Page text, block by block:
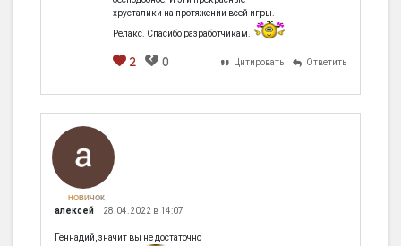
хрусталики на протяжении всей игры.
Релакс. Спасибо разработчикам.
2 0 Цитировать Ответить
НОВИЧОК
алексей 28.04.2022 в 14:07
Геннадий, значит вы не достаточно